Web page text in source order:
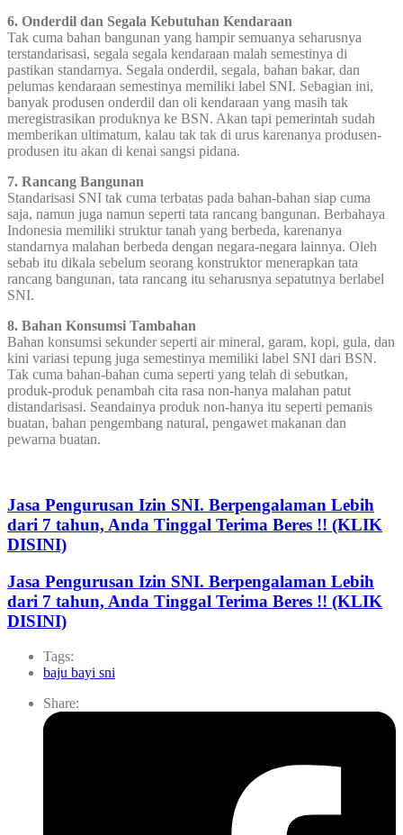
6. Onderdil dan Segala Kebutuhan Kendaraan
Tak cuma bahan bangunan yang hampir semuanya seharusnya
terstandarisasi, segala segala kendaraan malah semestinya di
pastikan standarnya. Segala onderdil, segala, bahan bakar, dan
pelumas kendaraan semestinya memiliki label SNI. Sebagian ini,
banyak produsen onderdil dan oli kendaraan yang masih tak
meregistrasikan produknya ke BSN. Akan tapi pemerintah sudah
memberikan ultimatum, kalau tak tak di urus karenanya produsen-
produsen itu akan di kenai sangsi pidana.
7. Rancang Bangunan
Standarisasi SNI tak cuma terbatas pada bahan-bahan siap cuma
saja, namun juga namun seperti tata rancang bangunan. Berbahaya
Indonesia memiliki struktur tanah yang berbeda, karenanya
standarnya malahan berbeda dengan negara-negara lainnya. Oleh
sebab itu dikala sebelum seorang konstruktor menerapkan tata
rancang bangunan, tata rancang itu seharusnya sepatutnya berlabel
SNI.
8. Bahan Konsumsi Tambahan
Bahan konsumsi sekunder seperti air mineral, garam, kopi, gula, dan
kini variasi tepung juga semestinya memiliki label SNI dari BSN.
Tak cuma bahan-bahan cuma seperti yang telah di sebutkan,
produk-produk penambah cita rasa non-hanya malahan patut
distandarisasi. Seandainya produk non-hanya itu seperti pemanis
buatan, bahan pengembang natural, pengawet makanan dan
pewarna buatan.
Jasa Pengurusan Izin SNI. Berpengalaman Lebih
dari 7 tahun, Anda Tinggal Terima Beres !! (KLIK
DISINI)
Jasa Pengurusan Izin SNI. Berpengalaman Lebih
dari 7 tahun, Anda Tinggal Terima Beres !! (KLIK
DISINI)
Tags:
baju bayi sni
Share: